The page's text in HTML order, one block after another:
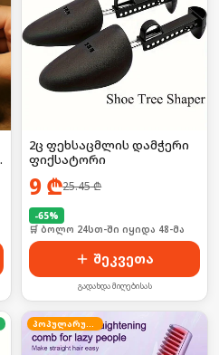
2ც ფეხსაცმლის დამჭერი
ფიქსატორი
9 ₾25.45₾
-65%
🛒 ბოლო 24სთ-ში იყიდა 48-მა
შეკვეთა
გადახდა მიღებისას
პოპულარული